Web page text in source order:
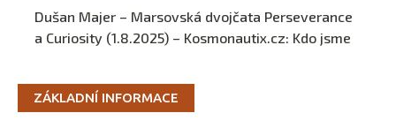
Dušan Majer – Marsovská dvojčata Perseverance
a Curiosity (1.8.2025) – Kosmonautix.cz: Kdo jsme
ZÁKLADNÍ INFORMACE